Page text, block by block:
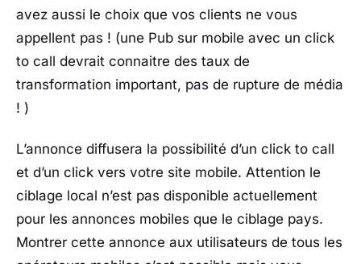
avez aussi le choix que vos clients ne vous
appellent pas ! (une Pub sur mobile avec un click
to call devrait connaitre des taux de
transformation important, pas de rupture de média
! )
L’annonce diffusera la possibilité d’un click to call
et d’un click vers votre site mobile. Attention le
ciblage local n’est pas disponible actuellement
pour les annonces mobiles que le ciblage pays.
Montrer cette annonce aux utilisateurs de tous les